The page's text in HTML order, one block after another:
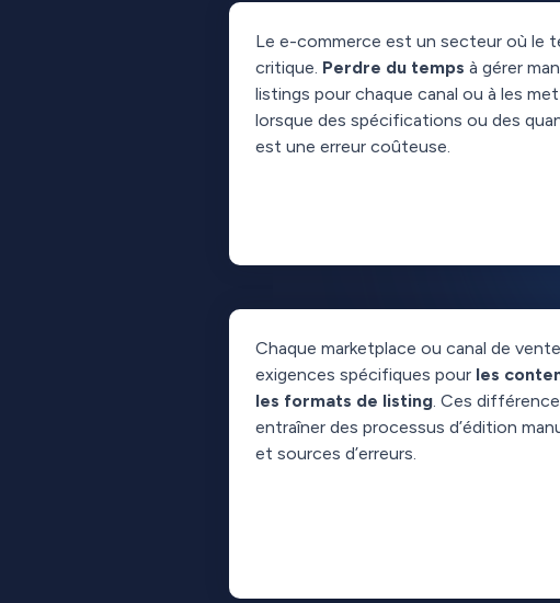
Le e-commerce est un secteur où le
critique. Perdre du temps à gérer
listings pour chaque canal ou à les
lorsque des spécifications ou des
est une erreur coûteuse.
Chaque marketplace ou canal de
exigences spécifiques pour les
les formats de listing . Ces
entraîner des processus d’édition
et sources d’erreurs.